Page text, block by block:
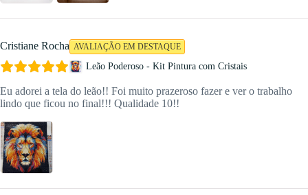
Cristiane Rocha AVALIAÇÃO EM DESTAQUE
Leão Poderoso - Kit Pintura com Cristais
Eu adorei a tela do leão!! Foi muito prazeroso fazer e ver o trabalho
lindo que ficou no final!!! Qualidade 10!!